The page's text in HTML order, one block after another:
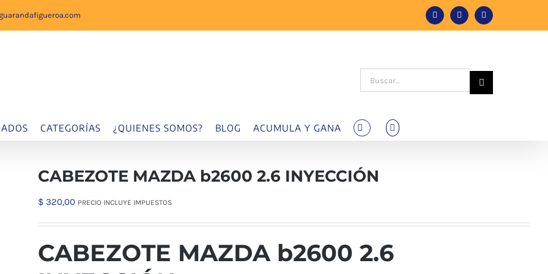
FacebookInstagramTiktok
Buscar:
CATEGORÍAS ¿QUIENES SOMOS? BLOG ACUMULA Y GANA
CABEZOTE MAZDA b2600 2.6 INYECCIÓN
$ 320,00 PRECIO INCLUYE IMPUESTOS
CABEZOTE MAZDA b2600 2.6